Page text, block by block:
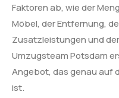
Faktoren ab, wie der
Möbel, der Entfernung,
Zusatzleistungen und
Umzugsteam Potsdam
Angebot, das genau auf
ist.